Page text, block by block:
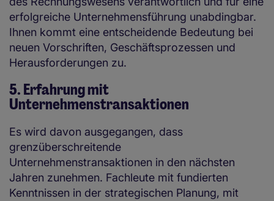
erfolgreiche Unternehmensführung unabdingbar.
Ihnen kommt eine entscheidende Bedeutung bei
neuen Vorschriften, Geschäftsprozessen und
Herausforderungen zu.
5. Erfahrung mit
Unternehmenstransaktionen
Es wird davon ausgegangen, dass
grenzüberschreitende
Unternehmenstransaktionen in den nächsten
Jahren zunehmen. Fachleute mit fundierten
Kenntnissen in der strategischen Planung, mit